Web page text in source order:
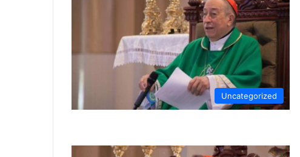
Uncategorized